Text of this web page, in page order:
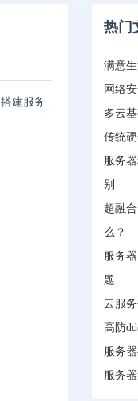
建服务
热门
满意
网络
多云
传统
服务
别
超融
么？
服务
题
云服
高防
服务
服务